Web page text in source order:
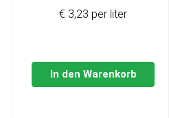
In den Warenkorb
€ 3,23 per liter